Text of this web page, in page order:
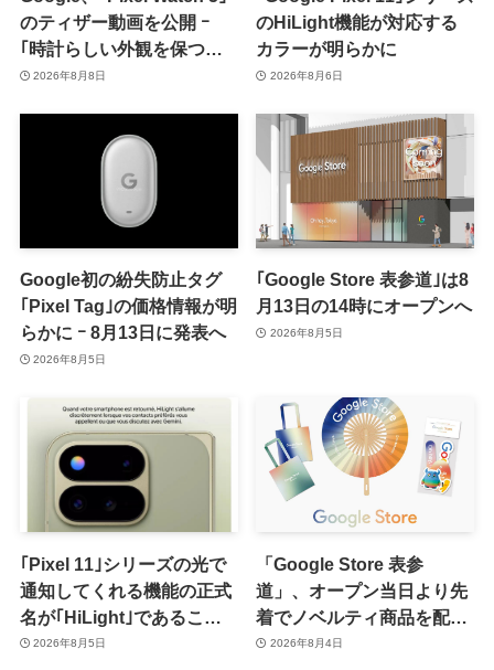
のティザー動画を公開 ｰ
｢時計らしい外観を保つ品
格｣をアピール
2026年8月8日
のHiLight機能が対応する
カラーが明らかに
2026年8月6日
Google初の紛失防止タグ
｢Pixel Tag｣の価格情報が明
らかに ｰ 8月13日に発表へ
2026年8月5日
｢Google Store 表参道｣は8
月13日の14時にオープンへ
2026年8月5日
｢Pixel 11｣シリーズの光で
通知してくれる機能の正式
名が｢HiLight｣であること
が確認される
2026年8月5日
「Google Store 表参
道」、オープン当日より先
着でノベルティ商品を配布
へ2026年8月4日